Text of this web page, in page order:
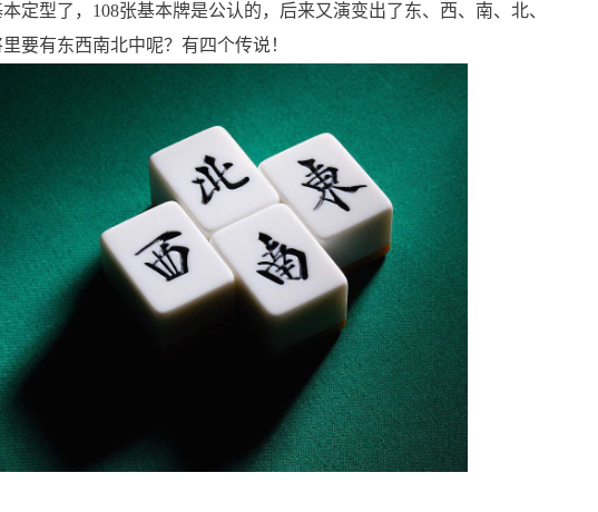
定型了，108张基本牌是公认的，后来又演变出了东、西、南、北、
要有东西南北中呢？有四个传说！